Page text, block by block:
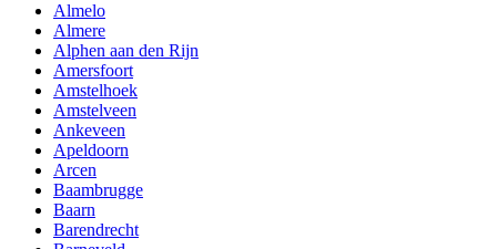
Almelo
Almere
Alphen aan den Rijn
Amersfoort
Amstelhoek
Amstelveen
Ankeveen
Apeldoorn
Arcen
Baambrugge
Baarn
Barendrecht